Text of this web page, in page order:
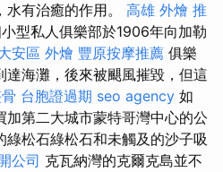
有治癒的作用。 高雄 外燴 推
型私人俱樂部於1906年向加勒
安區 外燴 豐原按摩推薦 俱樂
海灘，後來被颶風摧毀，但這
台胞證過期 seo agency 如
加第二大城市蒙特哥灣中心的公
松石綠松石和未觸及的沙子吸
公司 克瓦納灣的克爾克島並不